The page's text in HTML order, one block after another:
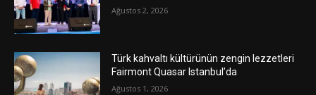
Ağustos 2, 2026
Türk kahvaltı kültürünün zengin lezzetleri
Fairmont Quasar Istanbul’da
Ağustos 1, 2026